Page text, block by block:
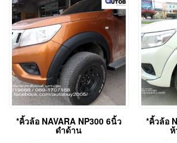
*คิ้วล้อ NAVARA NP300 6นิ้ว
ดำด้าน
*คิ้วล้อ
ห้